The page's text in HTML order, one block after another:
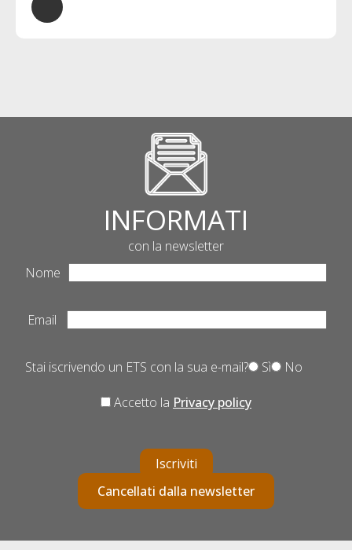
INFORMATI
con la newsletter
Nome
Email
Stai iscrivendo un ETS con la sua e-mail? Sì No
Accetto la Privacy policy
Iscriviti
Cancellati dalla newsletter